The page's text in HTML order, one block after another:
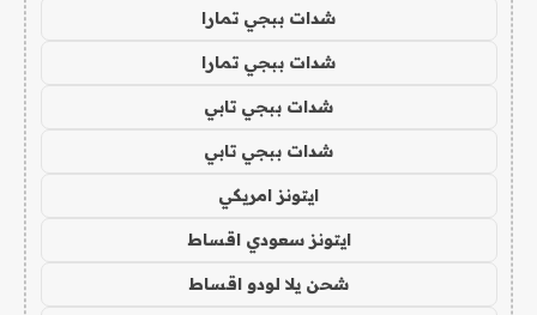
شدات ببجي تمارا
شدات ببجي تمارا
شدات ببجي تابي
شدات ببجي تابي
ايتونز امريكي
ايتونز سعودي اقساط
شحن يلا لودو اقساط